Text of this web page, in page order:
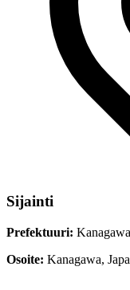
Sijainti
Prefektuuri: Kanagawa
Osoite: Kanagawa,